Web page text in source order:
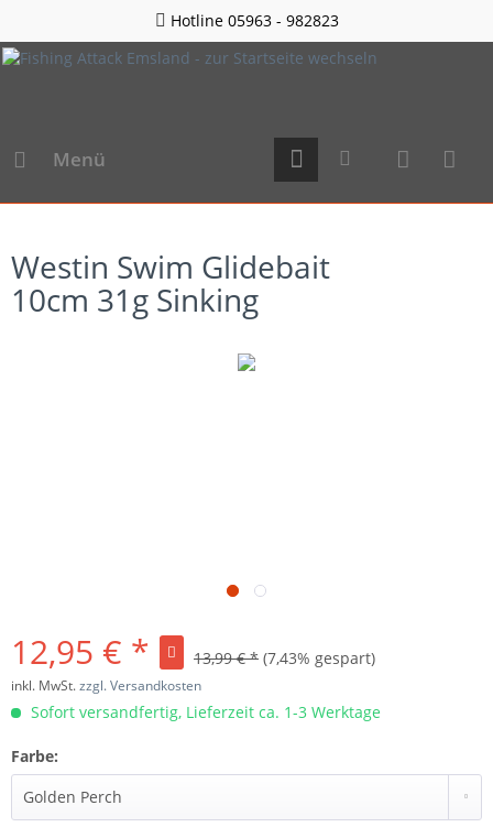
Hotline 05963 - 982823
Menü
Westin Swim Glidebait
10cm 31g Sinking
12,95 € * 13,99 € * (7,43% gespart)
inkl. MwSt.zzgl. Versandkosten
Sofort versandfertig, Lieferzeit ca. 1-3 Werktage
Farbe: